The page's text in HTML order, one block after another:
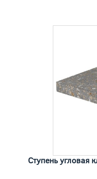
Ступень угловая